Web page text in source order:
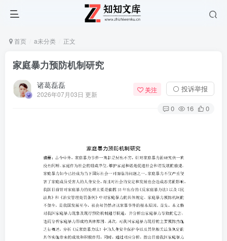
首页 a未分类 正文
家庭暴力预防机制研究
诸葛磊磊
2026年07月03日 更新
关注 ⚪ 投诉举报
0 16 0